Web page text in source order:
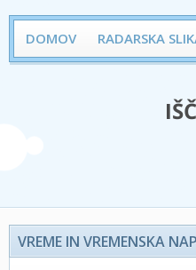
DOMOV RADARSKA
VREME IN VREMENSKA